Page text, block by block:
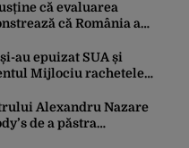
că evaluarea
că România a
„Totuși,
rezervată”
au epuizat SUA și
Mijlociu rachetele
Alexandru Nazare
de a păstra